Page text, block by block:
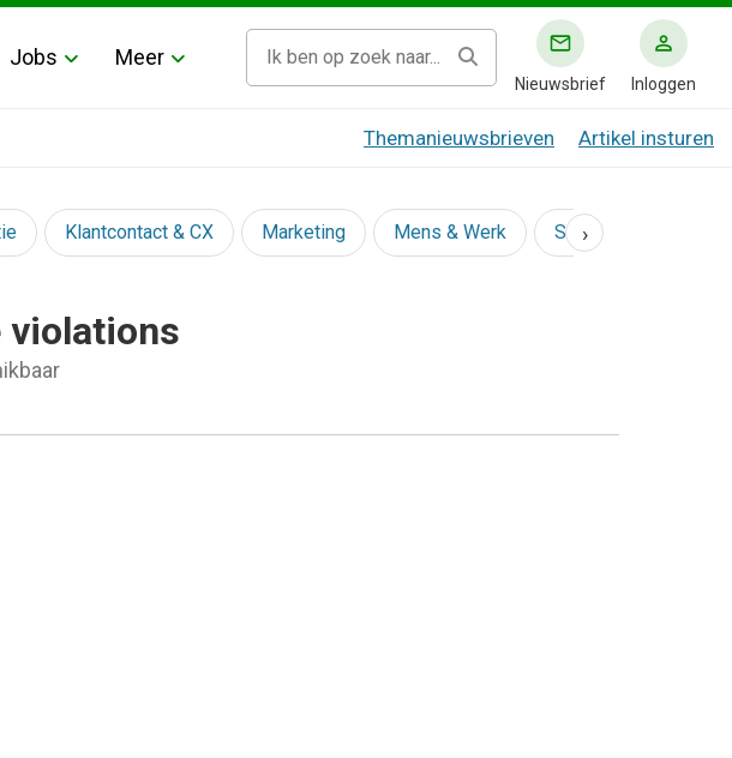
Jobs Meer
Nieuwsbrief Inloggen
Themanieuwsbrieven Artikel insturen
Klantcontact & CX Marketing Mens & Werk Social
›
violations